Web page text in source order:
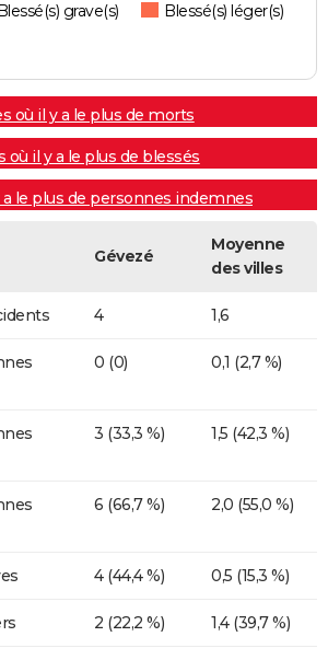
grave(s)
Blessé(s) léger(s)
où il y a le plus de morts
où il y a le plus de blessés
a le plus de personnes indemnes
Gévezé
Moyenne
des villes
4 1,6
0 (0) 0,1 (2,7 %)
3 (33,3 %) 1,5 (42,3 %)
6 (66,7 %) 2,0 (55,0 %)
4 (44,4 %) 0,5 (15,3 %)
2 (22,2 %) 1,4 (39,7 %)